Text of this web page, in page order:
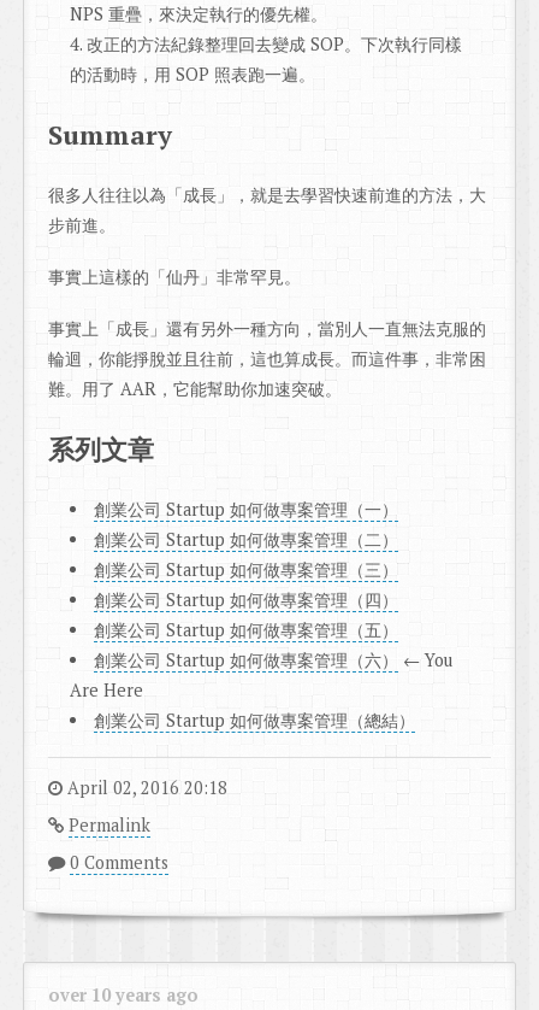
NPS 重疊，來決定執行的優先權。
改正的方法紀錄整理回去變成 SOP。下次執行同樣
的活動時，用 SOP 照表跑一遍。
Summary
很多人往往以為「成長」，就是去學習快速前進的方法，大
步前進。
事實上這樣的「仙丹」非常罕見。
事實上「成長」還有另外一種方向，當別人一直無法克服的
輪迴，你能掙脫並且往前，這也算成長。而這件事，非常困
難。用了 AAR，它能幫助你加速突破。
系列文章
創業公司 Startup 如何做專案管理（一）
創業公司 Startup 如何做專案管理（二）
創業公司 Startup 如何做專案管理（三）
創業公司 Startup 如何做專案管理（四）
創業公司 Startup 如何做專案管理（五）
創業公司 Startup 如何做專案管理（六）
← You
Are Here
創業公司 Startup 如何做專案管理（總結）
April 02, 2016 20:18
Permalink
0 Comments
over 10 years ago